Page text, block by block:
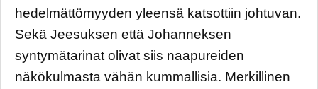
hedelmättömyyden yleensä katsottiin johtuvan.
Sekä Jeesuksen että Johanneksen
syntymätarinat olivat siis naapureiden
näkökulmasta vähän kummallisia. Merkillinen